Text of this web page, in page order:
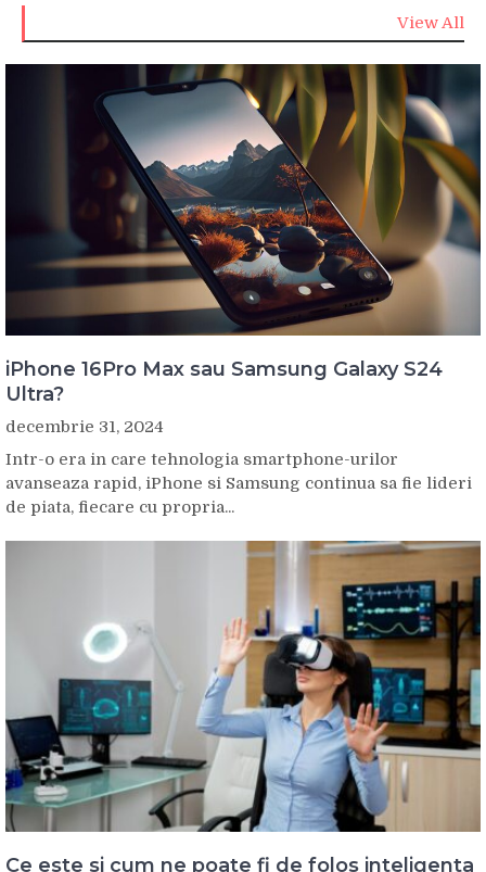
View All
iPhone 16Pro Max sau Samsung Galaxy S24
Ultra?
decembrie 31, 2024
Intr-o era in care tehnologia smartphone-urilor
avanseaza rapid, iPhone si Samsung continua sa fie lideri
de piata, fiecare cu propria...
Ce este si cum ne poate fi de folos inteligenta